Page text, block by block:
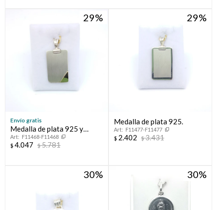
29
Envío gratis
Medalla de plata 925 y
double en oro 18 ktes.
F11468-F11468
$ 4.047 $5.781
29
Medalla de plata 925.
F11477-F11477
$ 2.402 $3.431
30 30